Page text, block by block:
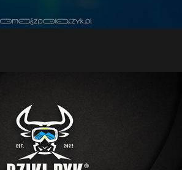
Polana - new restaurant - new logo
2022